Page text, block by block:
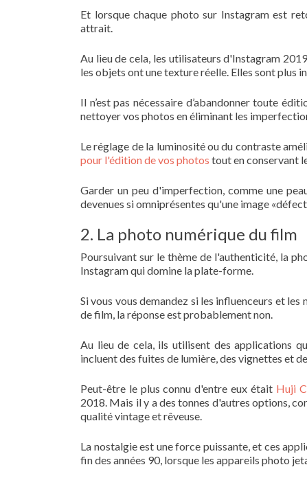
Et lorsque chaque photo sur Instagram est
attrait.
Au lieu de cela, les utilisateurs d'Instagram
les objets ont une texture réelle. Elles sont plus
Il n’est pas nécessaire d’abandonner toute
nettoyer vos photos en éliminant les
Le réglage de la luminosité ou du contraste
pour l'édition de vos photos tout en conservant
Garder un peu d'imperfection, comme une
devenues si omniprésentes qu'une image
2. La photo numérique du film
Poursuivant sur le thème de l'authenticité, la
Instagram qui domine la plate-forme.
Si vous vous demandez si les influenceurs et
de film, la réponse est probablement non.
Au lieu de cela, ils utilisent des applications
incluent des fuites de lumière, des vignettes et
Peut-être le plus connu d'entre eux était Huji
2018. Mais il y a des tonnes d'autres options,
qualité vintage et rêveuse.
La nostalgie est une force puissante, et ces
fin des années 90, lorsque les appareils photo